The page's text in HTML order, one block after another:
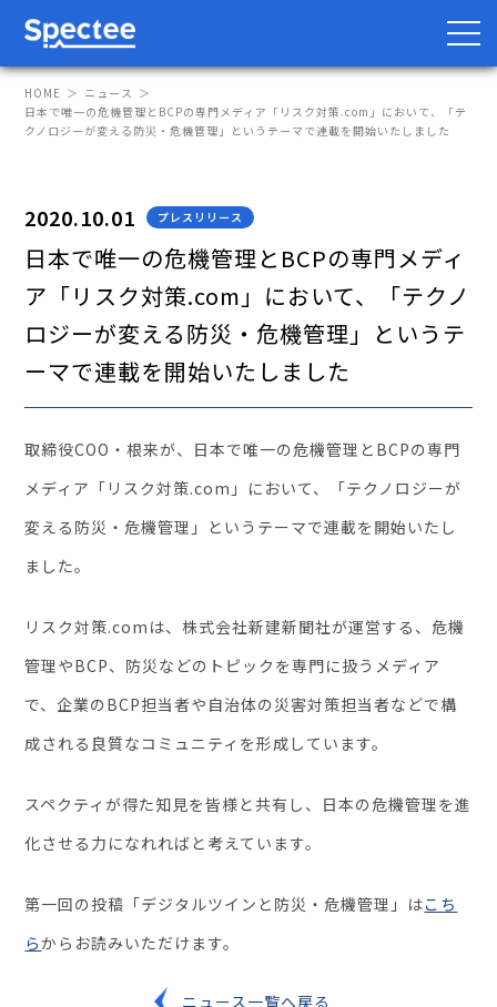
サービス
Spectee Pro
Spectee SCR
スマートリスク管理
レポート
セミナー・イベント
企業情報
ニュース
ミッション
経営チーム
会社概要
パートナー
HOME
ニュース
日本で唯一の危機管理とBCPの専門メディア「リスク対策.com」において、「テ
クノロジーが変える防災・危機管理」というテーマで連載を開始いたしました
2020.10.01 プレスリリース
日本で唯一の危機管理とBCPの専門メディ
ア「リスク対策.com」において、「テクノ
ロジーが変える防災・危機管理」というテ
ーマで連載を開始いたしました
取締役COO・根来が、日本で唯一の危機管理とBCPの専門
メディア「リスク対策.com」において、「テクノロジーが
変える防災・危機管理」というテーマで連載を開始いたし
ました。
リスク対策.comは、株式会社新建新聞社が運営する、危機
管理やBCP、防災などのトピックを専門に扱うメディア
で、企業のBCP担当者や自治体の災害対策担当者などで構
成される良質なコミュニティを形成しています。
スペクティが得た知見を皆様と共有し、日本の危機管理を進
化させる力になれればと考えています。
第一回の投稿「デジタルツインと防災・危機管理」はこち
らからお読みいただけます。
ニュース一覧へ戻る